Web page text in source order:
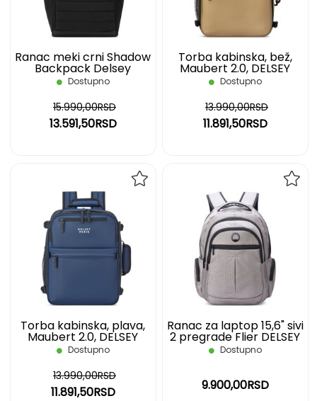
Ranac meki crni Shadow
Backpack Delsey
Dostupno
13.591,50RSD
15.990,00RSD
Torba kabinska, bež,
Maubert 2.0, DELSEY
Dostupno
11.891,50RSD
13.990,00RSD
Torba kabinska, plava,
Maubert 2.0, DELSEY
Dostupno
11.891,50RSD
13.990,00RSD
Ranac za laptop 15,6" sivi
2 pregrade Flier DELSEY
Dostupno
9.900,00RSD